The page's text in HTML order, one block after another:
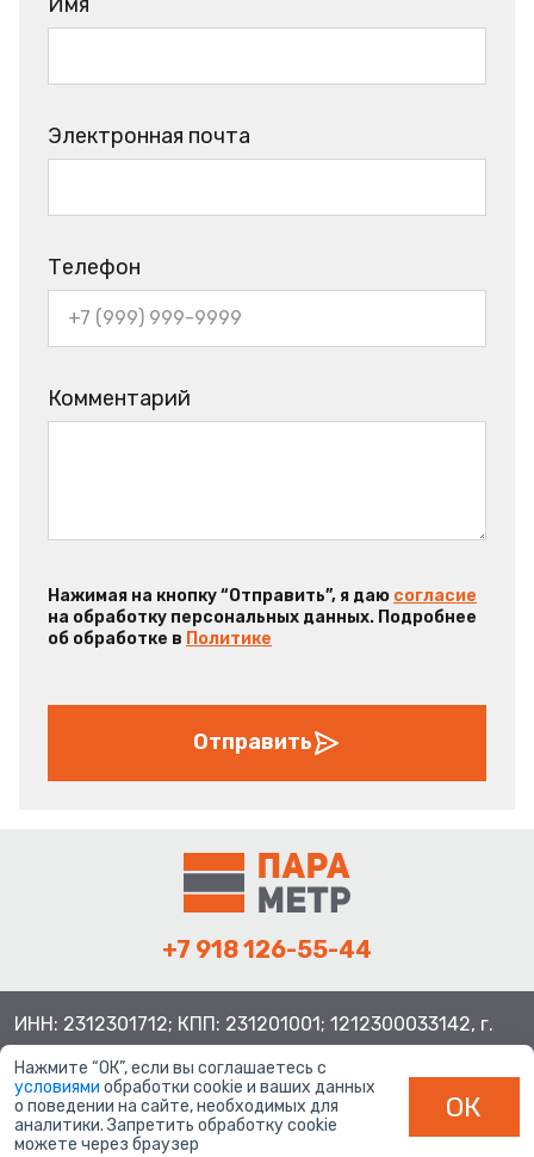
Электронная почта
Телефон
Комментарий
Нажимая на кнопку “Отправить”, я даю согласие
на обработку персональных данных. Подробнее
об обработке в Политике
Отправить
+7 918 126-55-44
ИНН: 2312301712; КПП: 231201001; 1212300033142, г.
Краснодар ул. Просторная, 21, индекс 350080
Нажмите “ОК”, если вы соглашаетесь с
условиями обработки cookie и ваших данных
о поведении на сайте, необходимых для
аналитики. Запретить обработку cookie
можете через браузер
ОК